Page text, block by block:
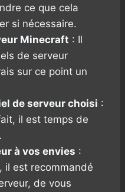
ce que cela
si nécessaire.
Minecraft : Il
de serveur
sur ce point un
de serveur choisi :
il est temps de
à vos envies :
il est recommandé
de vous